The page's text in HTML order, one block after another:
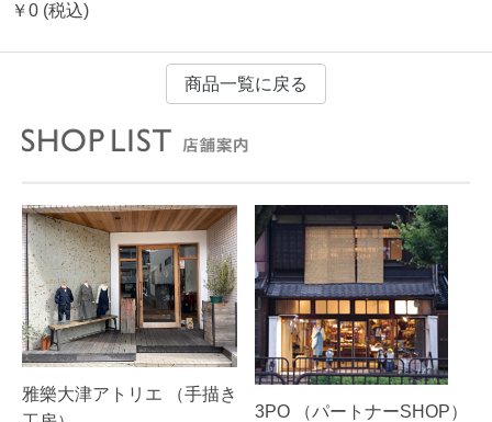
￥0 (税込)
商品一覧に戻る
雅樂大津アトリエ （手描き
3PO （パートナーSHOP）